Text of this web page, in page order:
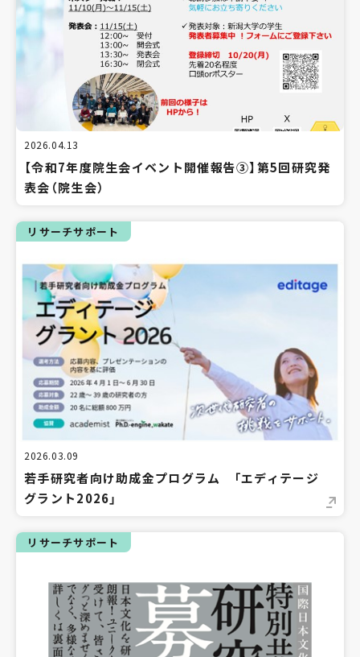
2026.04.13
【令和7年度院生会イベント開催報告③】第5回研究発
表会（院生会）
リサーチサポート
2026.03.09
若手研究者向け助成金プログラム 「エディテージ
グラント2026」
リサーチサポート